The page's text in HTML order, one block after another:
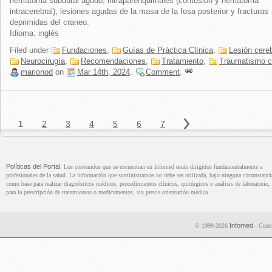
intracerebral), lesiones agudas de la masa de la fosa posterior y fracturas
deprimidas del craneo.
Idioma: inglés
Filed under
Fundaciones, Guías de Práctica Clínica,
Lesión
Neurocirugía, Recomendaciones, Tratamiento,
Traumatismo
marionod on Mar 14th, 2024. Comment.
Políticas del Portal . Los contenidos que se encuentran en Infomed están dirigidos fundamentalmente a
profesionales de la salud. La información que suministramos no debe ser utilizada, bajo ninguna
como base para realizar diagnósticos médicos, procedimientos clínicos, quirúrgicos o análisis de laboratorio,
para la prescripción de tratamientos o medicamentos, sin previa orientación médica.
© 1999-2026 Infomed -